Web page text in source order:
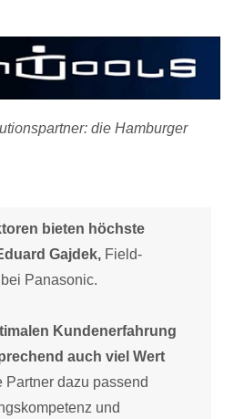
die Hamburger
bieten höchste
Gajdek, Field-
Panasonic.
Kundenerfahrung
auch viel Wert
Partner dazu passend
und